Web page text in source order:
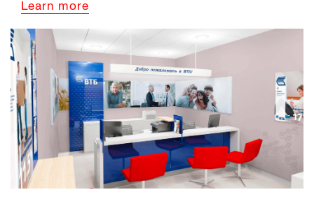
Learn more